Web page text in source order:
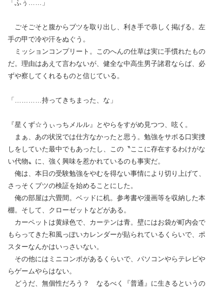
「ふぅ……」
ごそごそと腹からブツを取り出し、利き手で恭しく掲げる。左
手の甲で冷や汗をぬぐう。
ミッションコンプリート。このへんの仕草は実に手慣れたもの
だ。理由はあえて言わないが、健全な中高生男子諸君ならば、必
ずや察してくれるものと信じている。
「…………持ってきちまった、な」
『星くず☆うぃっちメルル』とやらをすがめ見つつ、呟く。
まぁ、あの状況では仕方なかったと思う。勉強をサボる口実捜
しをしていた最中でもあったし、この〝ここに存在するわけがな
い代物〟に、強く興味を惹かれているのも事実だ。
俺は、本日の受験勉強をやむを得ない事情により切り上げて、
さっそくブツの検証を始めることにした。
俺の部屋は六畳間。ベッドに机。参考書や漫画等を収納した本
棚。そして、クローゼットなどがある。
カーペットは黄緑色で、カーテンは青。壁にはお袋が町内会で
もらってきた和風っぽいカレンダーが貼られているくらいで、ポ
スターなんかはいっさいない。
その他にはミニコンポがあるくらいで、パソコンやらテレビや
らゲームやらはない。
どうだ、無個性だろう？ なるべく『普通』に生きるというの